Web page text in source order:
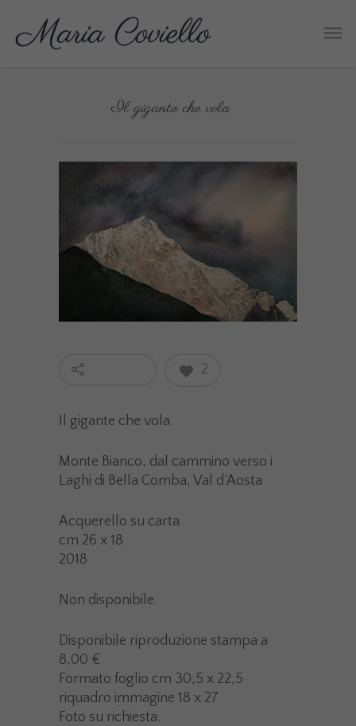
Il gigante che vola
2
Il gigante che vola.
Monte Bianco, dal cammino verso i
Laghi di Bella Comba, Val d’Aosta
Acquerello su carta
cm 26 x 18
2018
Non disponibile.
Disponibile riproduzione stampa a
8,00 €
Formato foglio cm 30,5 x 22,5
riquadro immagine 18 x 27
Foto su richiesta.